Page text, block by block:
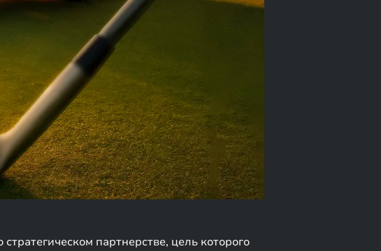
партнерстве, цель которого